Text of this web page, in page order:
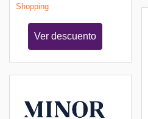
Shopping
Ver descuento